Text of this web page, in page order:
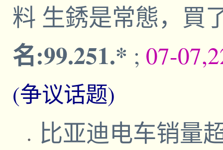
料 生銹是常態，買
名:99.251.* ; 07-
(争议话题)
比亚迪电车销量